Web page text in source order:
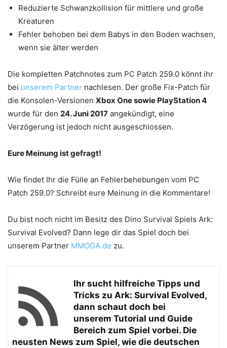
Reduzierte Schwanzkollision für mittlere und große
Kreaturen
Fehler behoben bei dem Babys in den Boden wachsen,
wenn sie älter werden
Die kompletten Patchnotes zum PC Patch 259.0 könnt ihr
bei unserem Partner nachlesen. Der große Fix-Patch für
die Konsolen-Versionen Xbox One sowie PlayStation 4
wurde für den 24. Juni 2017 angekündigt, eine
Verzögerung ist jedoch nicht ausgeschlossen.
Eure Meinung ist gefragt!
Wie findet Ihr die Fülle an Fehlerbehebungen vom PC
Patch 259.0? Schreibt eure Meinung in die Kommentare!
Du bist noch nicht im Besitz des Dino Survival Spiels Ark:
Survival Evolved? Dann lege dir das Spiel doch bei
unserem Partner MMOGA.de zu.
Ihr sucht hilfreiche Tipps und
Tricks zu Ark: Survival Evolved,
dann schaut doch bei
unserem Tutorial und Guide
Bereich zum Spiel vorbei. Die
neusten News zum Spiel, wie die deutschen